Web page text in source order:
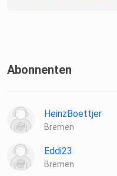
Abonnenten
HeinzBoettjer
Bremen
Eddi23
Bremen